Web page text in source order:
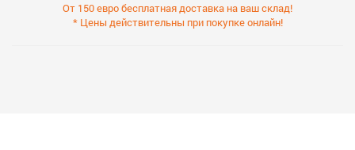
От 150 евро бесплатная доставка на ваш склад!
* Цены действительны при покупке онлайн!